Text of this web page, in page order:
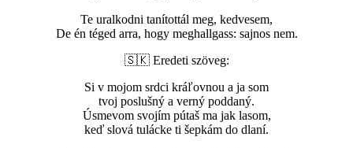
Te uralkodni tanítottál meg, kedvesem,
De én téged arra, hogy meghallgass: sajnos nem.
🇸🇰 Eredeti szöveg:
Si v mojom srdci kráľovnou a ja som
tvoj poslušný a verný poddaný.
Úsmevom svojím pútaš ma jak lasom,
keď slová tulácke ti šepkám do dlaní.